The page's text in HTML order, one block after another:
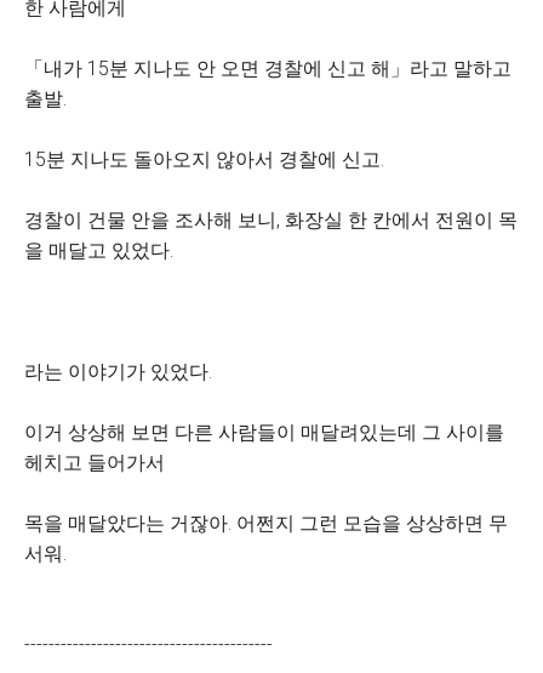
한 사람에게
「내가 15분 지나도 안 오면 경찰에 신고 해」라고 말하고
출발.
15분 지나도 돌아오지 않아서 경찰에 신고.
경찰이 건물 안을 조사해 보니, 화장실 한 칸에서 전원이 목
을 매달고 있었다.
라는 이야기가 있었다.
이거 상상해 보면 다른 사람들이 매달려있는데 그 사이를
헤치고 들어가서
목을 매달았다는 거잖아. 어쩐지 그런 모습을 상상하면 무
서워.
-----------------------------------------